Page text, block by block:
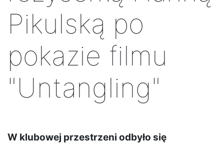
Pikulską po
pokazie filmu
"Untangling"
W klubowej przestrzeni odbyło się